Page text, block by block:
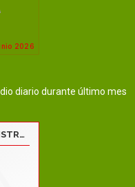
diario durante último mes